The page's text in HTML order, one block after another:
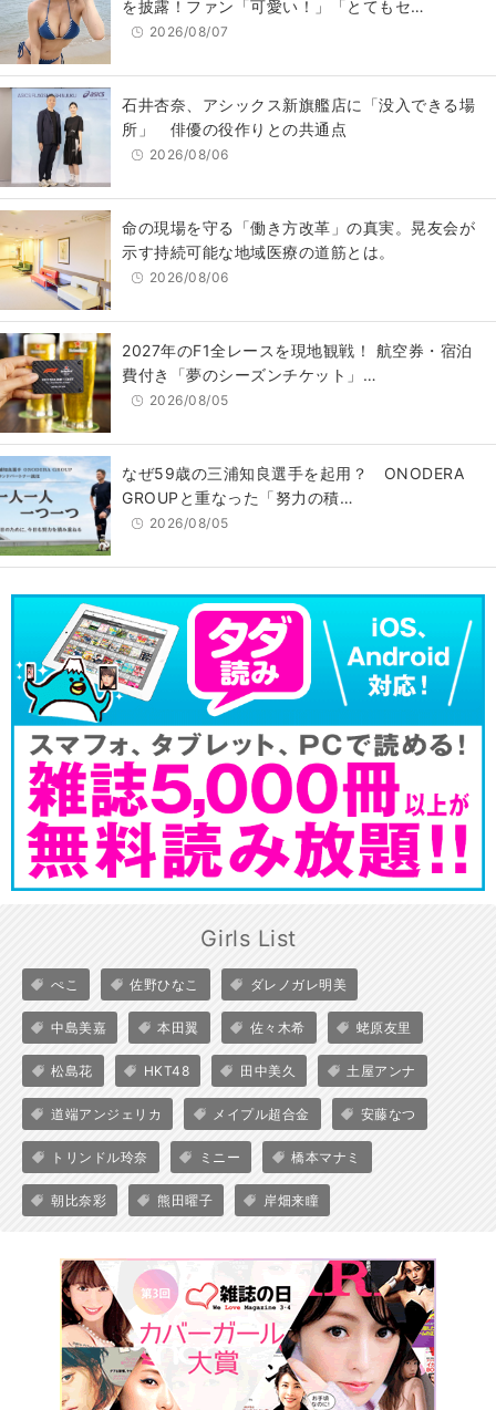
を披露！ファン「可愛い！」「とてもセ…
2026/08/07
石井杏奈、アシックス新旗艦店に「没入できる場
所」 俳優の役作りとの共通点
2026/08/06
​命の現場を守る「働き方改革」の真実。晃友会が
示す持続可能な地域医療の道筋とは。
2026/08/06
2027年のF1全レースを現地観戦！ 航空券・宿泊
費付き「夢のシーズンチケット」…
2026/08/05
なぜ59歳の三浦知良選手を起用？ ONODERA
GROUPと重なった「努力の積…
2026/08/05
Girls List
ぺこ 佐野ひなこ ダレノガレ明美
中島美嘉 本田翼 佐々木希 蛯原友里
松島花 HKT48 田中美久 土屋アンナ
道端アンジェリカ メイプル超合金 安藤なつ
トリンドル玲奈 ミニー 橋本マナミ
朝比奈彩 熊田曜子 岸畑来瞳